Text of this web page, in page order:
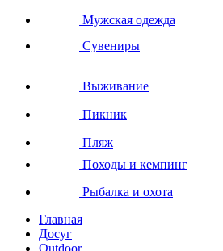
Мужская одежда
Сувениры
Выживание
Пикник
Пляж
Походы и кемпинг
Рыбалка и охота
Главная
Досуг
Outdoor